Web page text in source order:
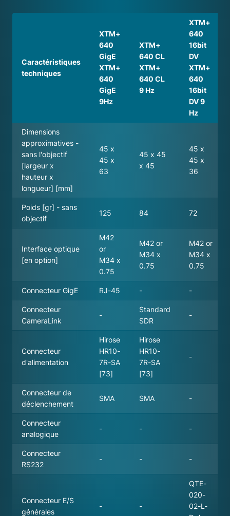
Caractéristiques
techniques
XTM+
640
GigE
XTM+
640
GigE
9Hz
XTM+
640 CL
XTM+
640 CL
9 Hz
XTM+
640
16bit
DV
XTM+
640
16bit
DV 9
Hz
Dimensions
approximatives -
sans l'objectif
[largeur x
hauteur x
longueur] [mm]
45 x
45 x
63
45 x 45
x 45
45 x
45 x
36
Poids [gr] - sans
objectif
125 84 72
Interface optique
[en option]
M42
or
M34 x
0.75
M42 or
M34 x
0.75
M42 or
M34 x
0.75
Connecteur GigE RJ-45 - -
Connecteur
CameraLink
-
Standard
SDR
-
Connecteur
d'alimentation
Hirose
HR10-
7R-SA
[73]
Hirose
HR10-
7R-SA
[73]
-
Connecteur de
déclenchement
SMA SMA -
Connecteur
analogique
- - -
Connecteur
RS232
- - -
Connecteur E/S
générales
- -
QTE-
020-
02-L-